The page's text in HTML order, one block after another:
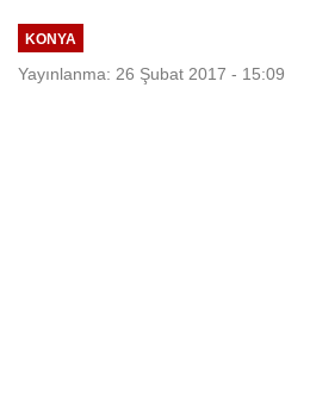
KONYA
Yayınlanma: 26 Şubat 2017 - 15:09